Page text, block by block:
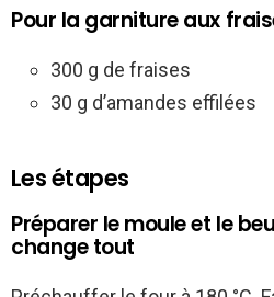
Pour la garniture aux
300 g de fraises
30 g d’amandes effilées
Les étapes
Préparer le moule et le
change tout